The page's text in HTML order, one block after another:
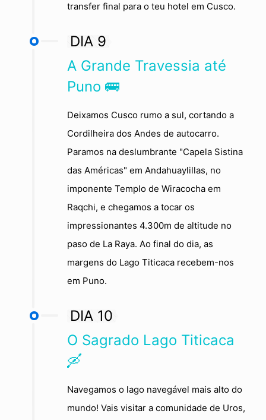
transfer final para o teu hotel em Cusco.
DIA 9
A Grande Travessia até
Puno 🚌
Deixamos Cusco rumo a sul, cortando a
Cordilheira dos Andes de autocarro.
Paramos na deslumbrante "Capela Sistina
das Américas" em Andahuaylillas, no
imponente Templo de Wiracocha em
Raqchi, e chegamos a tocar os
impressionantes 4.300m de altitude no
paso de La Raya. Ao final do dia, as
margens do Lago Titicaca recebem-nos
em Puno.
DIA 10
O Sagrado Lago Titicaca
🛶
Navegamos o lago navegável mais alto do
mundo! Vais visitar a comunidade de Uros,